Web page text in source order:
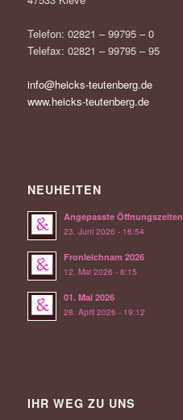
Telefon: 02821 – 99795 – 0
Telefax: 02821 – 99795 – 95
info@heicks-teutenberg.de
www.heicks-teutenberg.de
NEUHEITEN
Angepasste Öffnungszeiten
23. Juni 2026 - 16:54
Fronleichnam 2026
12. Mai 2026 - 8:15
01. Mai 2026
28. April 2026 - 19:12
IHR WEG ZU UNS